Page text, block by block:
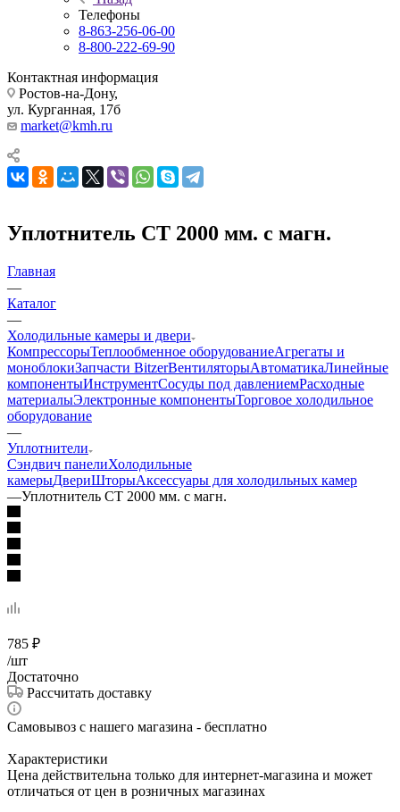
Телефоны
8-863-256-06-00
8-800-222-69-90
Контактная информация
Ростов-на-Дону,
ул. Курганная, 17б
market@kmh.ru
Уплотнитель СТ 2000 мм. с магн.
Главная
—
Каталог
—
Холодильные камеры и двери
КомпрессорыТеплообменное оборудованиеАгрегаты и
моноблокиЗапчасти BitzerВентиляторыАвтоматикаЛинейные
компонентыИнструментСосуды под давлениемРасходные
материалыЭлектронные компонентыТорговое холодильное
оборудование
—
Уплотнители
Сэндвич панелиХолодильные
камерыДвериШторыАксессуары для холодильных камер
—Уплотнитель СТ 2000 мм. с магн.
785 ₽
/шт
Достаточно
Рассчитать доставку
Самовывоз с нашего магазина - бесплатно
Характеристики
Цена действительна только для интернет-магазина и может
отличаться от цен в розничных магазинах